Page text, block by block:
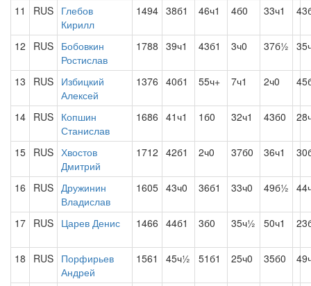
11 RUS Глебов
Кирилл
1494 38б1 46ч1 4б0 33ч1
12 RUS Бобовкин
Ростислав
1788 39ч1 43б1 3ч0 37б½
13 RUS Избицкий
Алексей
1376 40б1 55ч+ 7ч1 2ч0
14 RUS Копшин
Станислав
1686 41ч1 1б0 32ч1 43б0
15 RUS Хвостов
Дмитрий
1712 42б1 2ч0 37б0 36ч1
16 RUS Дружинин
Владислав
1605 43ч0 36б1 33ч0 49б½
17 RUS Царев Денис 1466 44б1 3б0 35ч½ 50ч1
18 RUS Порфирьев
Андрей
1561 45ч½ 51б1 25ч0 35б0